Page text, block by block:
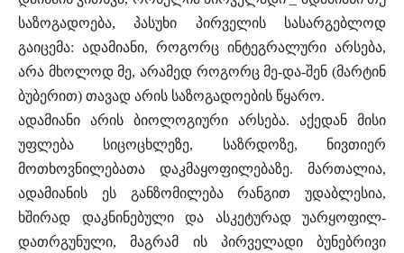
საზოგადოება, პასუხი პირველის სასარგებლოდ
გაიცემა: ადამიანი, როგორც ინტეგრალური არსება,
არა მხოლოდ მე, არამედ როგორც მე-და-შენ (მარტინ
ბუბერით) თავად არის საზოგადოების წყარო.
ადამიანი არის ბიოლოგიური არსება. აქედან მისი
უფლება სიცოცხლეზე, საზრდოზე, ნივთიერ
მოთხოვნილებათა დაკმაყოფილებაზე. მართალია,
ადამიანის ეს განზომილება რანგით უდაბლესია,
ხშირად დაკნინებული და ასკეტურად უარყოფილ-
დათრგუნული, მაგრამ ის პირველადი ბუნებრივი